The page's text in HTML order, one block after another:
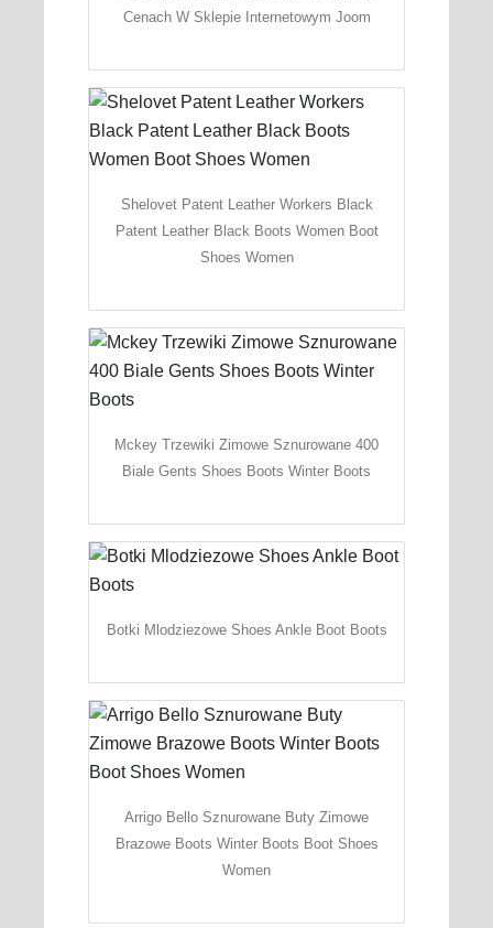
Cenach W Sklepie Internetowym Joom
Shelovet Patent Leather Workers Black
Patent Leather Black Boots Women Boot
Shoes Women
Mckey Trzewiki Zimowe Sznurowane 400
Biale Gents Shoes Boots Winter Boots
Botki Mlodziezowe Shoes Ankle Boot Boots
Arrigo Bello Sznurowane Buty Zimowe
Brazowe Boots Winter Boots Boot Shoes
Women